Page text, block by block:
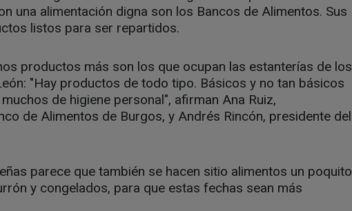
una alimentación digna son los Bancos de Alimentos. Sus
listos para ser repartidos.
productos más son los que ocupan las estanterías de los
"Hay productos de todo tipo. Básicos y no tan básicos
de higiene personal", afirman Ana Ruiz,
de Alimentos de Burgos, y Andrés Rincón, presidente del
parece que también se hacen sitio alimentos un poquito
y congelados, para que estas fechas sean más